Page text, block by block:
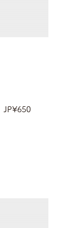
JP¥650